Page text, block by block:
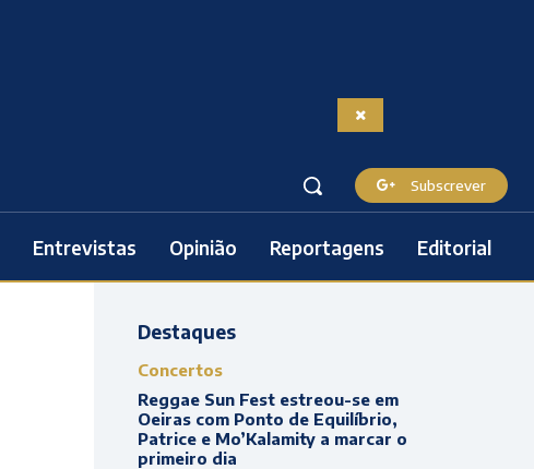
Subscrever
Entrevistas Opinião Reportagens Editorial
Destaques
Concertos
Reggae Sun Fest estreou-se em
Oeiras com Ponto de Equilíbrio,
Patrice e Mo’Kalamity a marcar o
primeiro dia